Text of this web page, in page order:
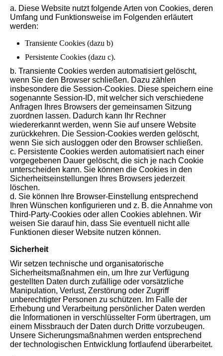
a. Diese Website nutzt folgende Arten von Cookies, deren
Umfang und Funktionsweise im Folgenden erläutert
werden:
Transiente Cookies (dazu b)
Persistente Cookies (dazu c).
b. Transiente Cookies werden automatisiert gelöscht,
wenn Sie den Browser schließen. Dazu zählen
insbesondere die Session-Cookies. Diese speichern eine
sogenannte Session-ID, mit welcher sich verschiedene
Anfragen Ihres Browsers der gemeinsamen Sitzung
zuordnen lassen. Dadurch kann Ihr Rechner
wiedererkannt werden, wenn Sie auf unsere Website
zurückkehren. Die Session-Cookies werden gelöscht,
wenn Sie sich ausloggen oder den Browser schließen.
c. Persistente Cookies werden automatisiert nach einer
vorgegebenen Dauer gelöscht, die sich je nach Cookie
unterscheiden kann. Sie können die Cookies in den
Sicherheitseinstellungen Ihres Browsers jederzeit
löschen.
d. Sie können Ihre Browser-Einstellung entsprechend
Ihren Wünschen konfigurieren und z. B. die Annahme von
Third-Party-Cookies oder allen Cookies ablehnen. Wir
weisen Sie darauf hin, dass Sie eventuell nicht alle
Funktionen dieser Website nutzen können.
Sicherheit
Wir setzen technische und organisatorische
Sicherheitsmaßnahmen ein, um Ihre zur Verfügung
gestellten Daten durch zufällige oder vorsätzliche
Manipulation, Verlust, Zerstörung oder Zugriff
unberechtigter Personen zu schützen. Im Falle der
Erhebung und Verarbeitung persönlicher Daten werden
die Informationen in verschlüsselter Form übertragen, um
einem Missbrauch der Daten durch Dritte vorzubeugen.
Unsere Sicherungsmaßnahmen werden entsprechend
der technologischen Entwicklung fortlaufend überarbeitet.